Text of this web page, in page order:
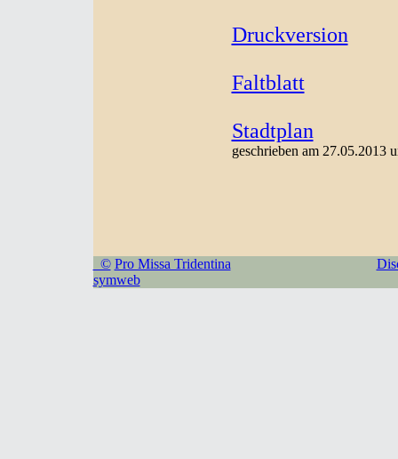
Druckversion
Faltblatt
Stadtplan
geschrieben am 27.05.2013
© Pro Missa Tridentina
symweb